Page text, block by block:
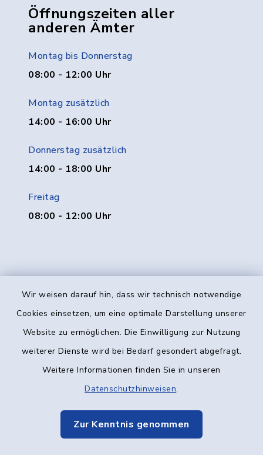
Wir weisen darauf hin, dass wir technisch notwendige
Cookies einsetzen, um eine optimale Darstellung unserer
Website zu ermöglichen. Die Einwilligung zur Nutzung
weiterer Dienste wird bei Bedarf gesondert abgefragt.
Weitere Informationen finden Sie in unseren
Datenschutzhinweisen.
Zur Kenntnis genommen
Öffnungszeiten aller
anderen Ämter
Montag bis Donnerstag
08:00 - 12:00 Uhr
Montag zusätzlich
14:00 - 16:00 Uhr
Donnerstag zusätzlich
14:00 - 18:00 Uhr
Freitag
08:00 - 12:00 Uhr
Kontakt
Datenschutz
Elektronische Kommunikation